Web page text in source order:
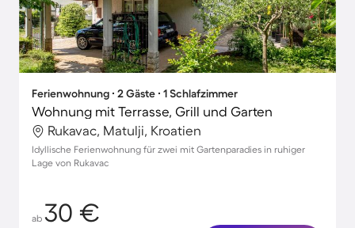
Ferienwohnung ∙ 2 Gäste ∙ 1 Schlafzimmer
Wohnung mit Terrasse, Grill und Garten
Rukavac, Matulji, Kroatien
Idyllische Ferienwohnung für zwei mit Gartenparadies in ruhiger
Lage von Rukavac
ab 30 €